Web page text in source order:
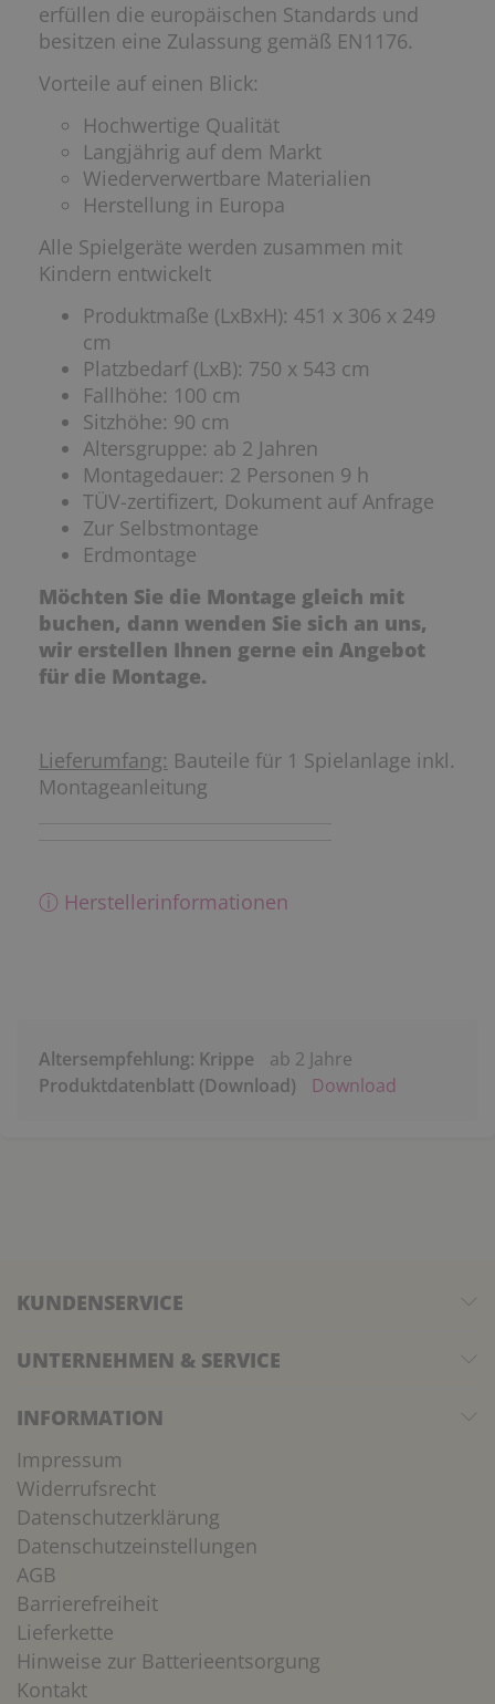
erfüllen die europäischen Standards und
besitzen eine Zulassung gemäß EN1176.
Vorteile auf einen Blick:
Hochwertige Qualität
Langjährig auf dem Markt
Wiederverwertbare Materialien
Herstellung in Europa
Alle Spielgeräte werden zusammen mit
Kindern entwickelt
Produktmaße (LxBxH): 451 x 306 x 249
cm
Platzbedarf (LxB): 750 x 543 cm
Fallhöhe: 100 cm
Sitzhöhe: 90 cm
Altersgruppe: ab 2 Jahren
Montagedauer: 2 Personen 9 h
TÜV-zertifizert, Dokument auf Anfrage
Zur Selbstmontage
Erdmontage
Möchten Sie die Montage gleich mit
buchen, dann wenden Sie sich an uns,
wir erstellen Ihnen gerne ein Angebot
für die Montage.
Lieferumfang: Bauteile für 1 Spielanlage inkl.
Montageanleitung
ⓘ Herstellerinformationen
Altersempfehlung: Krippe
ab 2 Jahre
Produktdatenblatt (Download)
Download
KUNDENSERVICE
UNTERNEHMEN & SERVICE
INFORMATION
Impressum
Widerrufsrecht
Datenschutzerklärung
Datenschutzeinstellungen
AGB
Barrierefreiheit
Lieferkette
Hinweise zur Batterieentsorgung
Kontakt